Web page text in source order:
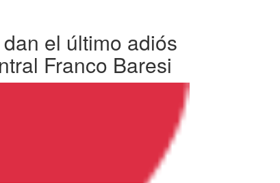
el último adiós
Franco Baresi